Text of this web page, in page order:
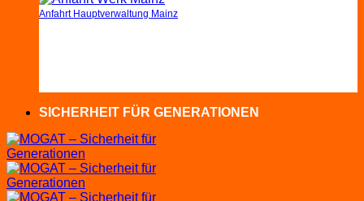
Anfahrt Hauptverwaltung Mainz
SICHERHEIT FÜR GENERATIONEN